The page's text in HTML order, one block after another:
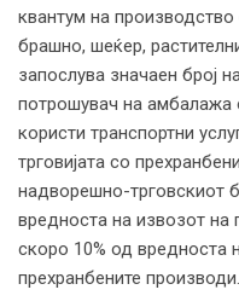
квантум на производство
брашно, шеќер,
запослува значаен број
потрошувач на амбалажа
користи транспортни
трговијата со
надворешно-трговскиот
вредноста на извозот на
скоро 10% од вредноста
прехранбените производи.